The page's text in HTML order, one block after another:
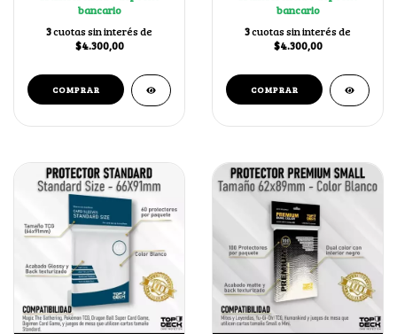
bancario
3cuotas sin interés de
$4.300,00
bancario
3cuotas sin interés de
$4.300,00